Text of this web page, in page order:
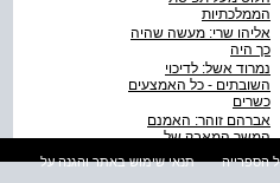
הממלכתיות
אליהו שרי: מעשה שהיה
כך היה
נמרוד אשל: לדיכוי
השובתים - כל האמצעים
כשרים
אברהם זוהר: האמנם
המשך המאבק של
אייק אהרונוביץ: מה
הספרייה
תנאי שימוש באתר והגנה על